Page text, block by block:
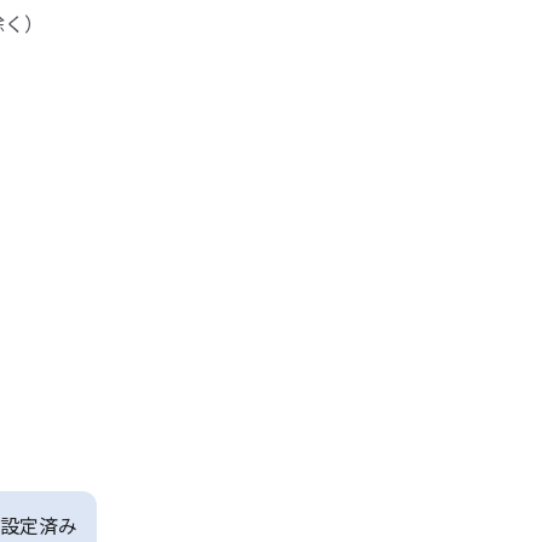
）
定済み